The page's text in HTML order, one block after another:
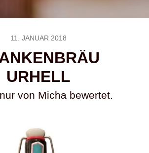
11. JANUAR 2018
URHELL
von Micha bewertet.